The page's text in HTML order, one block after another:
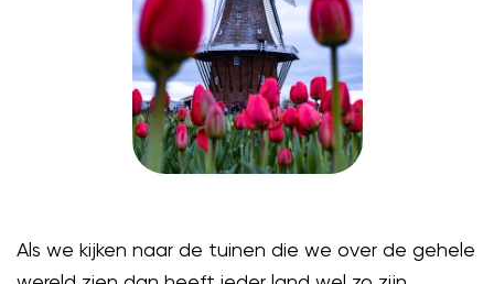
Als we kijken naar de tuinen die we over de gehele